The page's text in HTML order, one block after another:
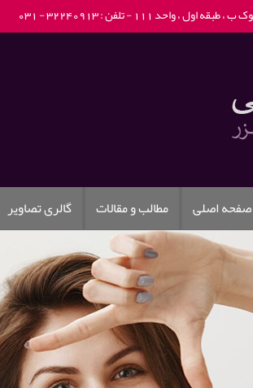
، طبقه اول ، واحد 111 - تلفن : 32240913 - 031
صفحه اصلی مطالب و مقالات گالری تصاویر